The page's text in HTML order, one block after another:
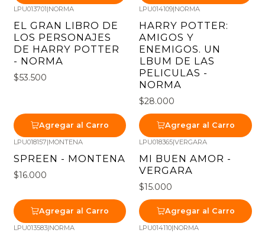
LPU013701|NORMA
EL GRAN LIBRO DE
LOS PERSONAJES
DE HARRY POTTER
- NORMA
$53.500
Agregar al Carro
LPU014109|NORMA
HARRY POTTER:
AMIGOS Y
ENEMIGOS. UN
LBUM DE LAS
PELICULAS -
NORMA
$28.000
Agregar al Carro
LPU018157|MONTENA
SPREEN - MONTENA
$16.000
Agregar al Carro
LPU018365|VERGARA
MI BUEN AMOR -
VERGARA
$15.000
Agregar al Carro
LPU013583|NORMA LPU014110|NORMA